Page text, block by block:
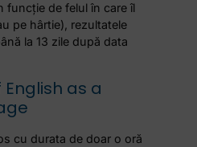
funcție de felul în care îl
pe hârtie), rezultatele
la 13 zile după data
English as a
cu durata de doar o oră